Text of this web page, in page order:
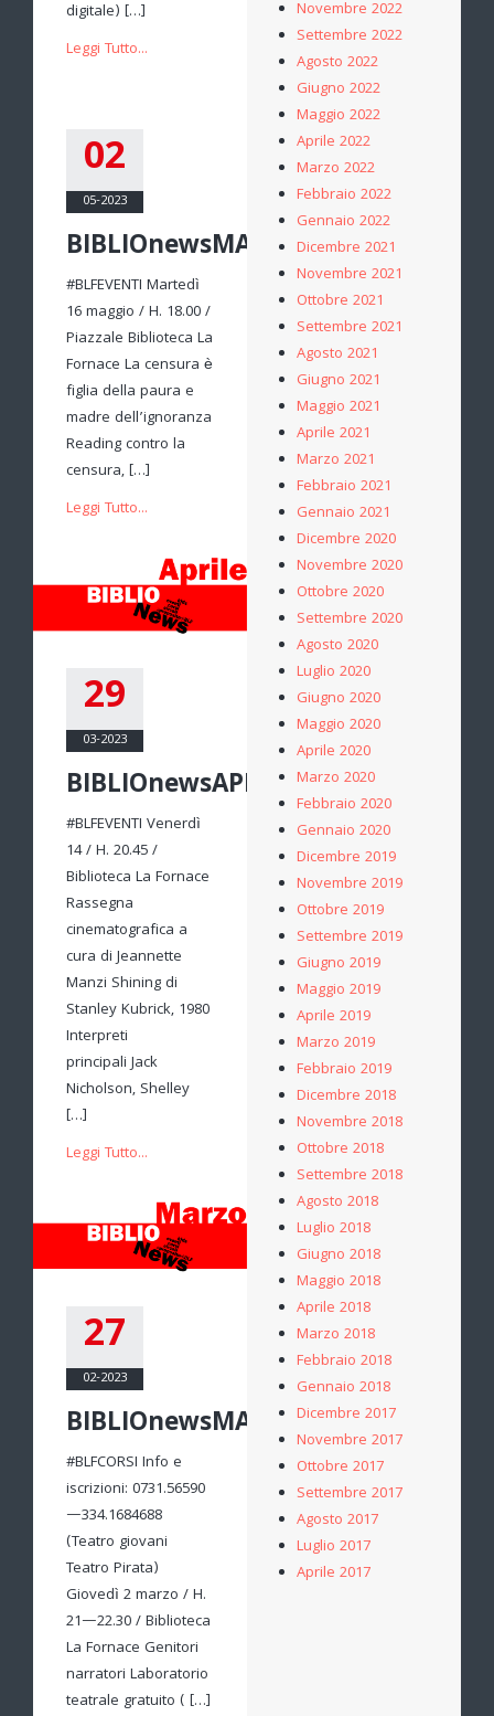
digitale) […]
Leggi Tutto...
02
05-2023
BIBLIOnewsMAGGIO
#BLFEVENTI Martedì
16 maggio / H. 18.00 /
Piazzale Biblioteca La
Fornace La censura è
figlia della paura e
madre dell’ignoranza
Reading contro la
censura, […]
Leggi Tutto...
29
03-2023
BIBLIOnewsAPRILE
#BLFEVENTI Venerdì
14 / H. 20.45 /
Biblioteca La Fornace
Rassegna
cinematografica a
cura di Jeannette
Manzi Shining di
Stanley Kubrick, 1980
Interpreti
principali Jack
Nicholson, Shelley
[…]
Leggi Tutto...
27
02-2023
BIBLIOnewsMARZO
#BLFCORSI Info e
iscrizioni: 0731.56590
—334.1684688
(Teatro giovani
Teatro Pirata)
Giovedì 2 marzo / H.
21—22.30 / Biblioteca
La Fornace Genitori
narratori Laboratorio
teatrale gratuito ( […]
Novembre 2022
Settembre 2022
Agosto 2022
Giugno 2022
Maggio 2022
Aprile 2022
Marzo 2022
Febbraio 2022
Gennaio 2022
Dicembre 2021
Novembre 2021
Ottobre 2021
Settembre 2021
Agosto 2021
Giugno 2021
Maggio 2021
Aprile 2021
Marzo 2021
Febbraio 2021
Gennaio 2021
Dicembre 2020
Novembre 2020
Ottobre 2020
Settembre 2020
Agosto 2020
Luglio 2020
Giugno 2020
Maggio 2020
Aprile 2020
Marzo 2020
Febbraio 2020
Gennaio 2020
Dicembre 2019
Novembre 2019
Ottobre 2019
Settembre 2019
Giugno 2019
Maggio 2019
Aprile 2019
Marzo 2019
Febbraio 2019
Dicembre 2018
Novembre 2018
Ottobre 2018
Settembre 2018
Agosto 2018
Luglio 2018
Giugno 2018
Maggio 2018
Aprile 2018
Marzo 2018
Febbraio 2018
Gennaio 2018
Dicembre 2017
Novembre 2017
Ottobre 2017
Settembre 2017
Agosto 2017
Luglio 2017
Aprile 2017